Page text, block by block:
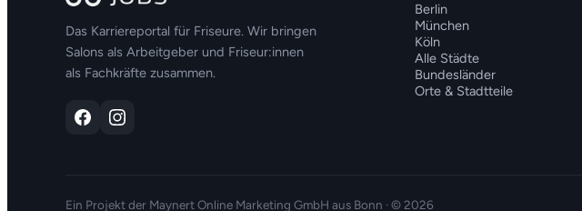
Das Karriereportal für Friseure. Wir bringen
Salons als Arbeitgeber und Friseur:innen
als Fachkräfte zusammen.
Berlin
München
Köln
Alle Städte
Bundesländer
Orte & Stadtteile
Ein Projekt der Maynert Online Marketing GmbH aus Bonn · © 2026